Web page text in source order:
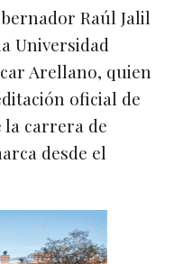
Raúl Jalil
Universidad
Arellano, quien
oficial de
la carrera de
desde el